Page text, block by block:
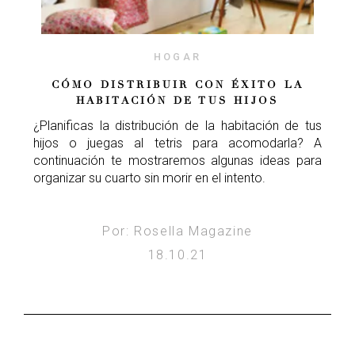
HOGAR
CÓMO DISTRIBUIR CON ÉXITO LA
HABITACIÓN DE TUS HIJOS
¿Planificas la distribución de la habitación de tus
hijos o juegas al tetris para acomodarla? A
continuación te mostraremos algunas ideas para
organizar su cuarto sin morir en el intento.
Por: Rosella Magazine
18.10.21